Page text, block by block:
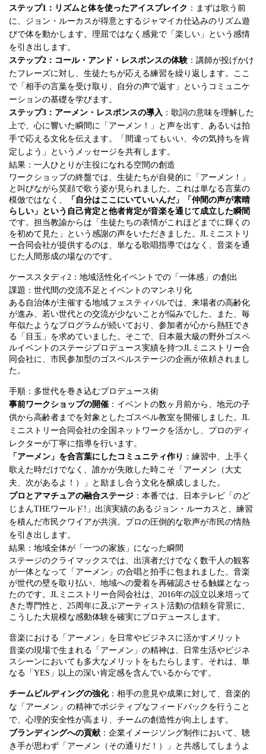
ステップ1：リズムと体を使ったアイスブレイク ：まずは歌う前
に、ジョン・ルーカスが得意とするジャマイカ仕込みのリズム遊
びで体を動かします。理屈ではなく感覚で「楽しい」という感情
を引き出します。
ステップ2：コール・アンド・レスポンスの体験 ：講師が投げかけ
たフレーズに対し、生徒たちが応える練習を繰り返します。ここ
で「相手の言葉を受け取り、自分の声で返す」というコミュニケ
ーションの基礎を学びます。
ステップ3：アーメン・レスポンスの導入 ：歌詞の意味を理解した
上で、心に響いた瞬間に「アーメン！」と声を出す、あるいは拍
手で応える文化を伝えます。「間違ってもいい、今の気持ちを肯
定しよう」というメッセージを共有します。
結果：一人ひとりが主役になれる空間の創造
ワークショップの終盤では、生徒たちが自発的に「アーメン！」
と叫びながら笑顔で歌う姿が見られました。これは単なる言葉の
模倣ではなく、
「自分はここにいていいんだ」「仲間の声が素晴
らしい」という自己肯定と他者肯定が音楽を通じて成立した瞬間
です。担当教諭からは「生徒たちの表情がこれほどまでに輝くの
を初めて見た」という感謝の声をいただきました。JLミニストリ
ー合同会社が提供するのは、単なる歌唱指導ではなく、音楽を通
じた人間形成の場なのです。
ケーススタディ2：地域活性化イベントでの「一体感」の創出
課題：世代間の交流不足とイベントのマンネリ化
ある自治体が主催する地域フェスティバルでは、来場者の高齢化
が進み、若い世代との交流が少ないことが悩みでした。また、毎
年似たようなプログラムが続いており、参加者が心から熱狂でき
る「目玉」を求めていました。そこで、日本最大級の野外ゴスペ
ルイベントのステージプロデュース実績を持つJLミニストリー合
同会社に、市民参加型のゴスペルステージの企画が依頼されまし
た。
手順：多世代を巻き込むプロデュース術
事前ワークショップの開催 ：イベントの数ヶ月前から、地元の子
供から高齢者までを対象としたゴスペル教室を開催しました。JL
ミニストリー合同会社の全国ネットワークを活かし、プロのディ
レクターが丁寧に指導を行います。
「アーメン」を合言葉にしたコミュニティ作り ：練習中、上手く
歌えた時だけでなく、誰かが失敗した時こそ「アーメン（大丈
夫、次があるよ！）」と励まし合う文化を醸成しました。
プロとアマチュアの融合ステージ ：本番では、日本テレビ「のど
じまんTHEワールド!」出演実績のあるジョン・ルーカスと、練習
を積んだ市民クワイアが共演。プロの圧倒的な歌声が市民の情熱
を引き出します。
結果：地域全体が「一つの家族」になった瞬間
ステージのクライマックスでは、出演者だけでなく数千人の観客
が一体となって「アーメン」の合唱と拍手に包まれました。音楽
が世代の壁を取り払い、地域への愛着を再確認させる触媒となっ
たのです。JLミニストリー合同会社は、2016年の設立以来培って
きた専門性と、25周年に及ぶアーティスト活動の信頼を背景に、
こうした大規模な感動体験を確実にプロデュースします。
音楽における「アーメン」を日常やビジネスに活かすメリット
音楽の現場で生まれる「アーメン」の精神は、日常生活やビジネ
スシーンにおいても多大なメリットをもたらします。それは、単
なる「YES」以上の深い肯定感を含んでいるからです。
チームビルディングの強化：相手の意見や成果に対して、音楽的
な「アーメン」の精神でポジティブなフィードバックを行うこと
で、心理的安全性が高まり、チームの創造性が向上します。
ブランディングへの貢献 ：企業イメージソング制作において、聴
き手が思わず「アーメン（その通りだ！）」と共感してしまうよ